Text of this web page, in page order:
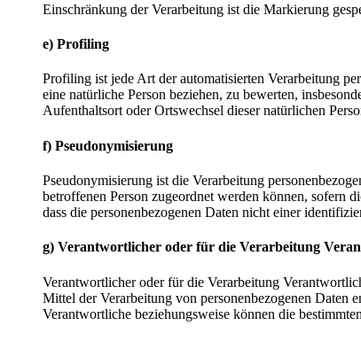
Einschränkung der Verarbeitung ist die Markierung
e) Profiling
Profiling ist jede Art der automatisierten Verarbeitung
eine natürliche Person beziehen, zu bewerten,
Aufenthaltsort oder Ortswechsel dieser natürlichen
f) Pseudonymisierung
Pseudonymisierung ist die Verarbeitung
betroffenen Person zugeordnet werden können, sofern
dass die personenbezogenen Daten nicht einer
g) Verantwortlicher oder für die Verarbeitung
Verantwortlicher oder für die Verarbeitung
Mittel der Verarbeitung von personenbezogenen Daten
Verantwortliche beziehungsweise können die